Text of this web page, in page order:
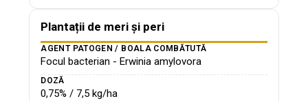
Plantații de meri și peri
AGENT PATOGEN / BOALA COMBĂTUTĂ
Focul bacterian - Erwinia amylovora
DOZĂ
0,75% / 7,5 kg/ha